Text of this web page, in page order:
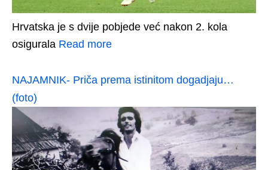
Hrvatska je s dvije pobjede već nakon 2. kola
osigurala Read more
NAJAMNIK- Priča prema istinitom dogadjaju…
(foto)